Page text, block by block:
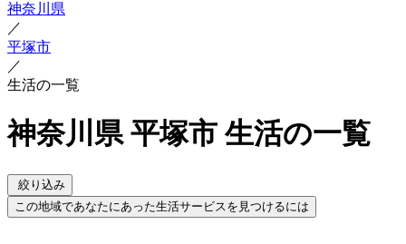
神奈川県
／
平塚市
／
生活の一覧
神奈川県 平塚市 生活の一覧
絞り込み
この地域であなたにあった生活サービスを見つけるには